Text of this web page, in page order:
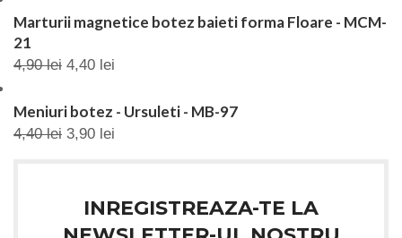
Marturii magnetice botez baieti forma Floare - MCM-
21
4,90lei 4,40 lei
Meniuri botez - Ursuleti - MB-97
4,40lei 3,90 lei
INREGISTREAZA-TE LA